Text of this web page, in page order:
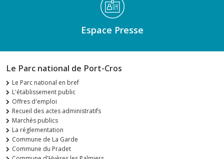
Espace Presse
Le Parc national de Port-Cros
Le Parc national en bref
L'établissement public
Offres d'emploi
Recueil des actes administratifs
Marchés publics
La réglementation
Commune de La Garde
Commune du Pradet